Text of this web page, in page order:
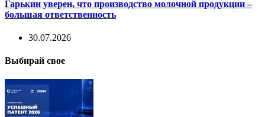
Гарькин уверен, что производство молочной продукции –
большая ответственность
30.07.2026
Выбирай свое